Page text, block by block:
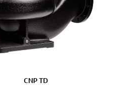
CNP TD